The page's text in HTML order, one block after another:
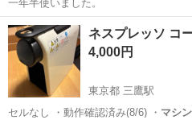
一年半使いました。
東京 文京区 東大前駅
ネスプレッソ コ
4,000円
東京都 三鷹駅
セルなし ・動作確認済み(8/6) ・ マシン